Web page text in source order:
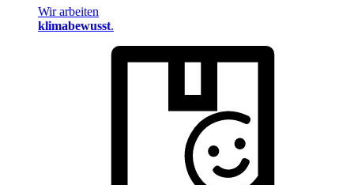
Wir arbeiten
klimabewusst.